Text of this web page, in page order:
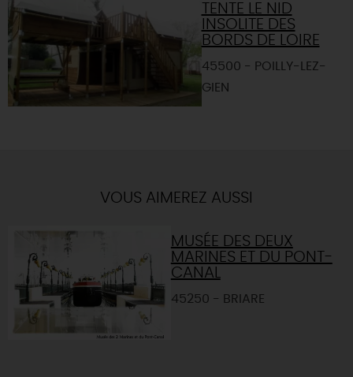
TENTE LE NID
INSOLITE DES
BORDS DE LOIRE
45500 - POILLY-LEZ-
GIEN
VOUS AIMEREZ AUSSI
MUSÉE DES DEUX
MARINES ET DU PONT-
CANAL
45250 - BRIARE